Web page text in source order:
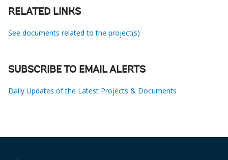
RELATED LINKS
See documents related to the project(s)
SUBSCRIBE TO EMAIL ALERTS
Daily Updates of the Latest Projects & Documents